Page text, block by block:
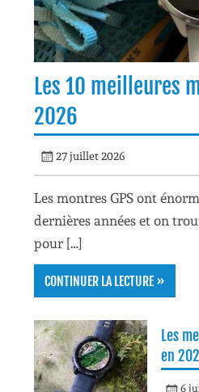
Les 10 meilleures
2026
27 juillet 2026
Les montres GPS ont
dernières années et on
pour […]
CONTINUER LA LECTURE »
Les
en
6